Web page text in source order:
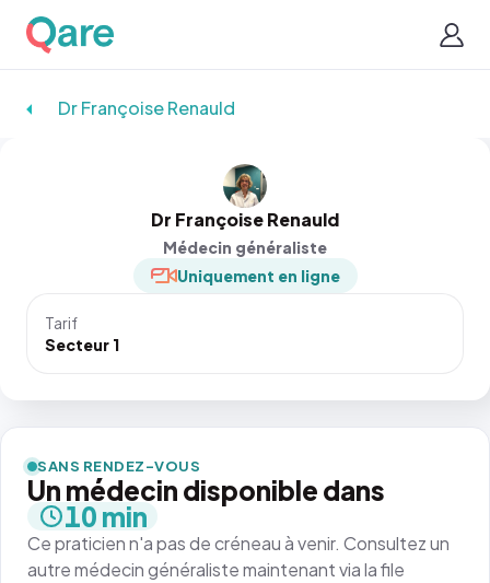
Dr Françoise Renauld
Dr Françoise Renauld
Médecin généraliste
Uniquement en ligne
Tarif
Secteur 1
SANS RENDEZ-VOUS
Un médecin disponible dans
10 min
Ce praticien n'a pas de créneau à venir. Consultez un
autre médecin généraliste maintenant via la file